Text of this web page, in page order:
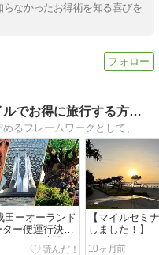
なかったお得術を知る喜びを
子連れ夫婦のポイント・マイルでお得に旅行する方法まとめ
田ーオーランド
ー便運行決
で１３時間に
【マイルセミ
しました！】
10ヶ月前